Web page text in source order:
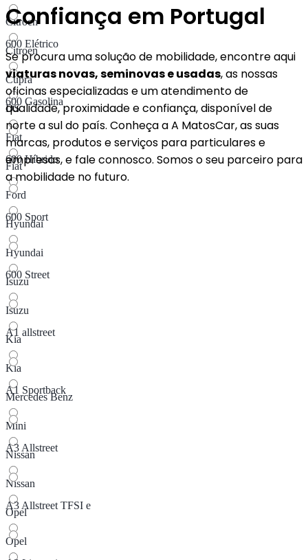
Citroen
Citroen
Cupra
DS
Fiat
Fiat
Ford
Hyundai
Hyundai
Isuzu
Isuzu
Kia
Kia
Mercedes Benz
Mini
Nissan
Nissan
Opel
Opel
600 Elétrico
600 Gasolina
600 Híbrido​
600 Sport
600 Street
A1 allstreet
A1 Sportback
A3 Allstreet
A3 Allstreet TFSI e
Confiança em Portugal
Se procura uma solução de mobilidade, encontre aqui
viaturas novas, seminovas e usadas, as nossas
oficinas especializadas e um atendimento de
qualidade, proximidade e confiança, disponível de
norte a sul do país. Conheça a A MatosCar, as suas
marcas, produtos e serviços para particulares e
empresas, e fale connosco. Somos o seu parceiro para
a mobilidade no futuro.